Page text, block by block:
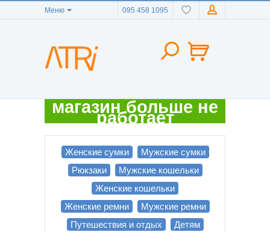
Меню 095 458 1095
магазин больше не
работает
Женские сумки
Мужские сумки
Рюкзаки
Мужские кошельки
Женские кошельки
Женские ремни
Мужские ремни
Путешествия и отдых
Детям